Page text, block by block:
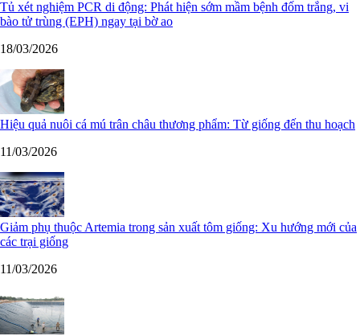
Tủ xét nghiệm PCR di động: Phát hiện sớm mầm bệnh đốm trắng, vi
bào tử trùng (EPH) ngay tại bờ ao
18/03/2026
Hiệu quả nuôi cá mú trân châu thương phẩm: Từ giống đến thu hoạch
11/03/2026
Giảm phụ thuộc Artemia trong sản xuất tôm giống: Xu hướng mới của
các trại giống
11/03/2026